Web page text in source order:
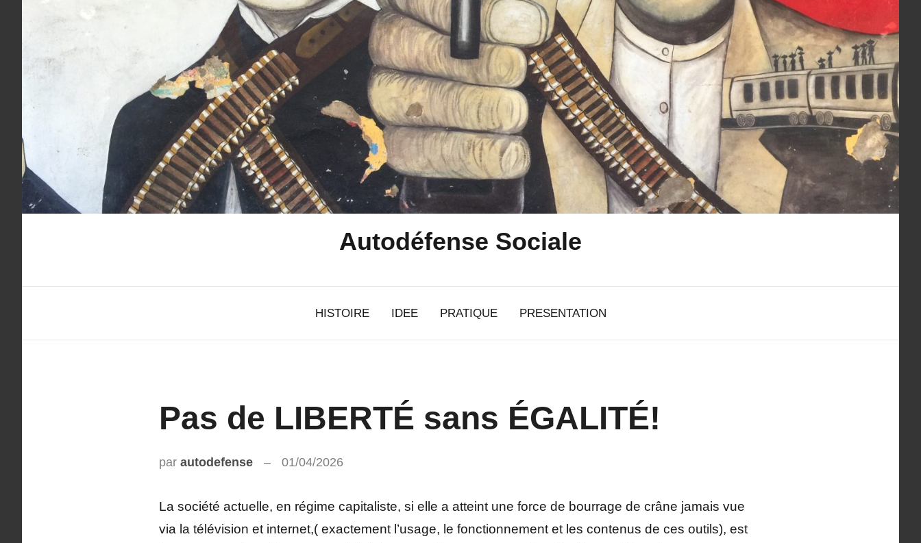
Autodéfense Sociale
HISTOIRE IDEE PRATIQUE PRESENTATION
IDEES
Pas de LIBERTÉ sans ÉGALITÉ!
par autodefense 01/04/2026
La société actuelle, en régime capitaliste, si elle a atteint une force de bourrage de crâne jamais vue
via la télévision et internet,( exactement l’usage, le fonctionnement et les contenus de ces outils), est